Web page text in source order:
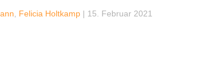
Felicia Holtkamp | 15. Februar 2021